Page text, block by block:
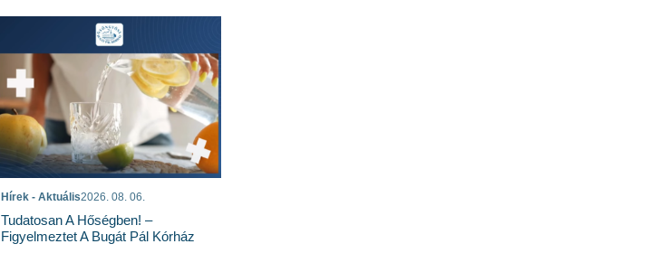
Hírek - Aktuális2026. 08. 06.
Tudatosan A Hőségben! –
Figyelmeztet A Bugát Pál Kórház